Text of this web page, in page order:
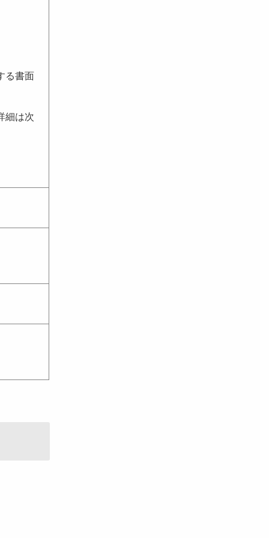
る書面
細は次